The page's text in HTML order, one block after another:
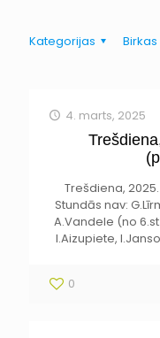
Kategorijas Birkas
4. marts, 2025
Trešdiena,
Stundās nav:
A.Vandele (no
I.Aizupiete,
0